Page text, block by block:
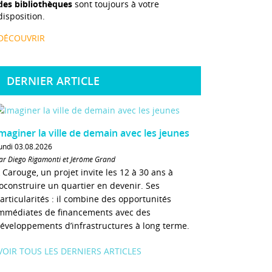
bibliothèques sont toujours à votre
DERNIER ARTICLE
la ville de demain avec les jeunes
03.08.2026
Diego Rigamonti et Jérôme Grand
Carouge, un projet invite les 12 à 30 ans à
un quartier en devenir. Ses
: il combine des opportunités
de financements avec des
d’infrastructures à long terme.
TOUS LES DERNIERS ARTICLES